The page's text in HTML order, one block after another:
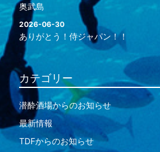
奥武島
2026-06-30
ありがとう！侍ジャパン！！
カテゴリー
潜酔酒場からのお知らせ
最新情報
TDFからのお知らせ